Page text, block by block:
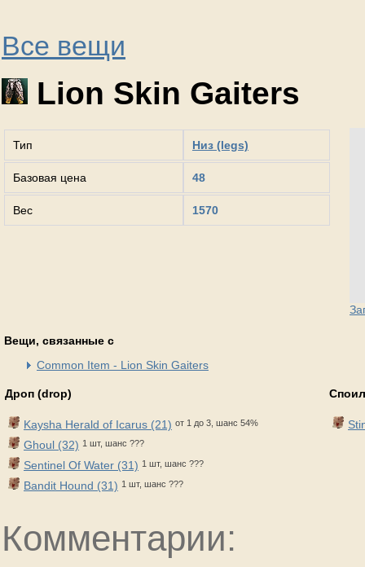
Все вещи
Lion Skin Gaiters
Тип Низ (legs)
Базовая цена 48
Вес 1570
Вещи, связанные с
Common Item - Lion Skin Gaiters
Дроп (drop)
Kaysha Herald of Icarus (21) от 1 до 3, шанс 54%
Ghoul (32) 1 шт, шанс ???
Sentinel Of Water (31) 1 шт, шанс ???
Bandit Hound (31) 1 шт, шанс ???
Комментарии: